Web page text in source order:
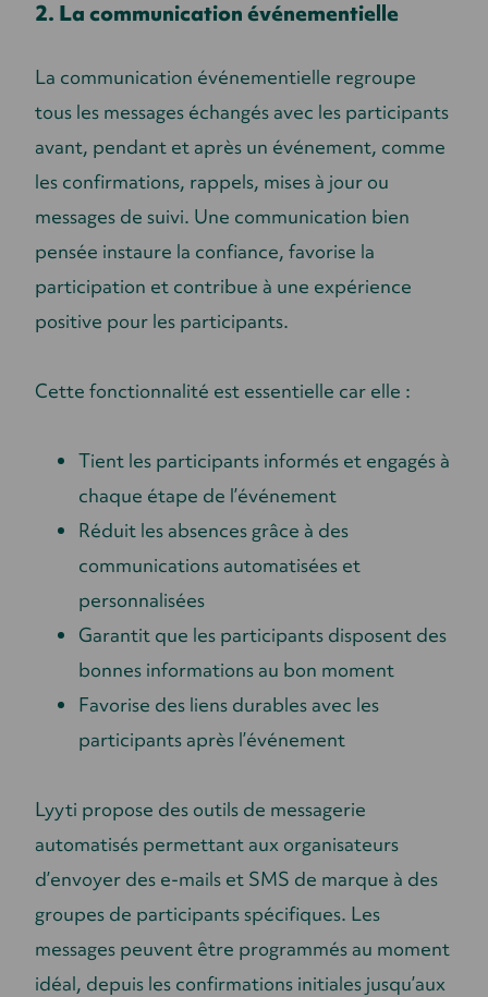
2. La communication événementielle
La communication événementielle regroupe
tous les messages échangés avec les participants
avant, pendant et après un événement, comme
les confirmations, rappels, mises à jour ou
messages de suivi. Une communication bien
pensée instaure la confiance, favorise la
participation et contribue à une expérience
positive pour les participants.
Cette fonctionnalité est essentielle car elle :
Tient les participants informés et engagés à
chaque étape de l’événement
Réduit les absences grâce à des
communications automatisées et
personnalisées
Garantit que les participants disposent des
bonnes informations au bon moment
Favorise des liens durables avec les
participants après l’événement
Lyyti propose des outils de messagerie
automatisés permettant aux organisateurs
d’envoyer des e-mails et SMS de marque à des
groupes de participants spécifiques. Les
messages peuvent être programmés au moment
idéal, depuis les confirmations initiales jusqu’aux